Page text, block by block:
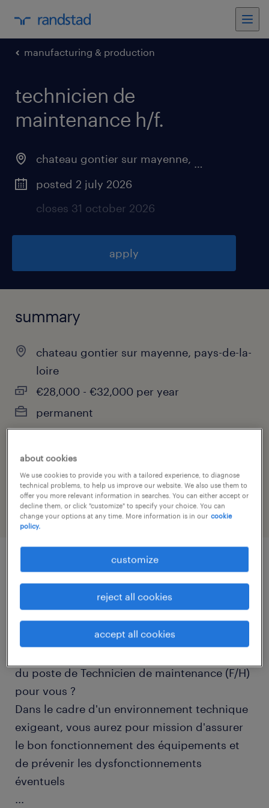
manufacturing & production
technicien de
maintenance h/f.
chateau gontier sur mayenne,
posted 2 july 2026
closes 31 october 2026
apply
summary
chateau gontier sur mayenne, pays-de-la-
loire
€28,000 - €32,000 per year
permanent
manufacturing & production
job details
descriptif du poste
du poste de Technicien de maintenance (F/H)
pour vous ?
Dans le cadre d'un environnement technique
exigeant, vous aurez pour mission d'assurer
le bon fonctionnement des équipements et
de prévenir les dysfonctionnements
éventuels
...
about cookies
We use cookies to provide you with a tailored experience, to diagnose
technical problems, to help us improve our website. We also use them to
offer you more relevant information in searches. You can either accept or
decline them, or click "customize" to specify your choice. You can
change your options at any time. More information is in our cookie
policy.
customize
reject all cookies
accept all cookies